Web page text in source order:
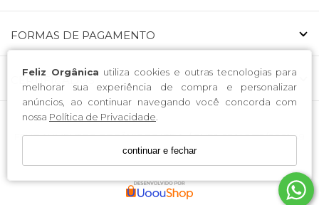
Feliz Orgânica utiliza cookies e outras tecnologias para
melhorar sua experiência de compra e personalizar
anúncios, ao continuar navegando você concorda com
nossa Política de Privacidade
continuar e fechar
FORMAS DE PAGAMENTO
CERTIFICADOS
FELIZ ALIMENTOS ORGÂNICOS LTDA. / CNPJ: 53.146.519/0001-49
Endereço: Avenida Nossa Senhora da Luz 223